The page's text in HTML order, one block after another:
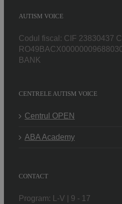
AUTISM VOICE
Codul fiscal: CIF 23830437
BANK
CENTRELE AUTISM VOICE
Centrul OPEN
ABA Academy
CONTACT
Program: L-V | 9 - 17